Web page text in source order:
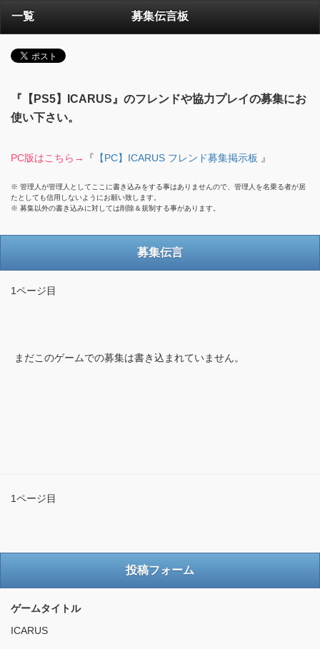
一覧 募集伝言板
『【PS5】ICARUS』のフレンドや協力プレイの募集にお
使い下さい。
PC版はこちら→ 『 【PC】ICARUS フレンド募集掲示板 』
※ 管理人が管理人としてここに書き込みをする事はありませんので、管理人を名乗る者が居
たとしても信用しないようにお願い致します。
※ 募集以外の書き込みに対しては削除＆規制する事があります。
募集伝言
1ページ目
まだこのゲームでの募集は書き込まれていません。
1ページ目
投稿フォーム
ゲームタイトル
ICARUS